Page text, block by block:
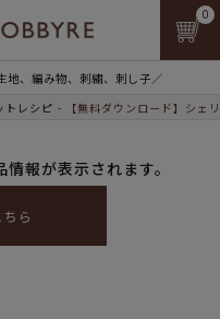
地、編み物、刺繍、刺し子／
0
トレシピ 【無料ダウンロード】シェ
報が表示されます。
ら